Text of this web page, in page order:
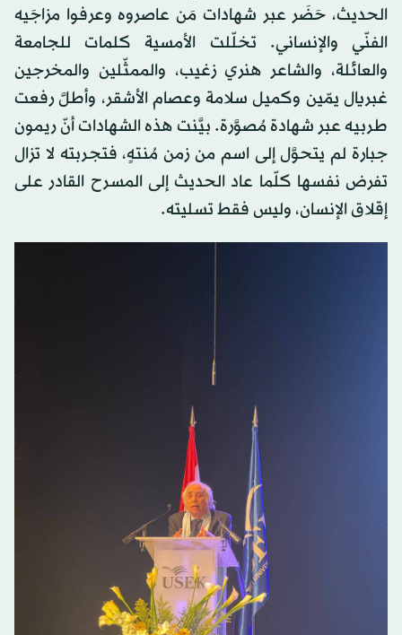
الحديث، حَضَر عبر شهادات مَن عاصروه وعرفوا مزاجَيه
الفنّي والإنساني. تخلّلت الأمسية كلمات للجامعة
والعائلة، والشاعر هنري زغيب، والممثّلين والمخرجين
غبريال يمّين وكميل سلامة وعصام الأشقر، وأطلَّ رفعت
طربيه عبر شهادة مُصوَّرة. بيَّنت هذه الشهادات أنّ ريمون
جبارة لم يتحوَّل إلى اسم من زمن مُنتهٍ، فتجربته لا تزال
تفرض نفسها كلّما عاد الحديث إلى المسرح القادر على
إقلاق الإنسان، وليس فقط تسليته.